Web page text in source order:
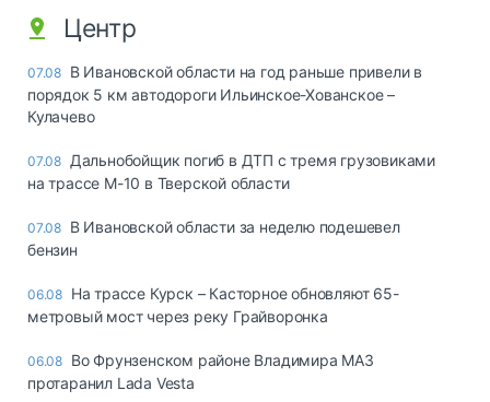
Центр
07.08 В Ивановской области на год раньше привели в
порядок 5 км автодороги Ильинское-Хованское –
Кулачево
07.08 Дальнобойщик погиб в ДТП с тремя грузовиками
на трассе М-10 в Тверской области
07.08 В Ивановской области за неделю подешевел
бензин
06.08 На трассе Курск – Касторное обновляют 65-
метровый мост через реку Грайворонка
06.08 Во Фрунзенском районе Владимира МАЗ
протаранил Lada Vesta